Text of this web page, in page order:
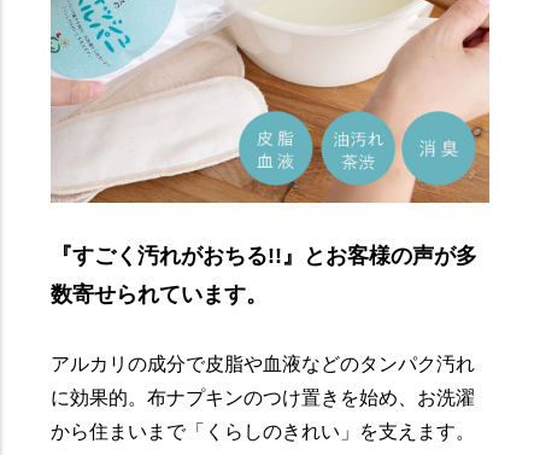
『すごく汚れがおちる!!』とお客様の声が多
数寄せられています。
アルカリの成分で皮脂や血液などのタンパク汚れ
に効果的。布ナプキンのつけ置きを始め、お洗濯
から住まいまで「くらしのきれい」を支えます。